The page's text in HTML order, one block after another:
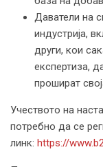
Даватели на
индустрија,
други, кои
експертиза,
прошират
Учеството на
потребно да се
линк: https://